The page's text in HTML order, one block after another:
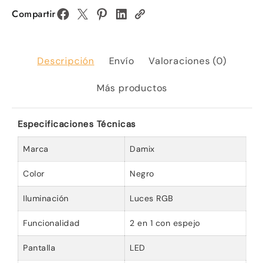
Compartir
Descripción Envío Valoraciones (0)
Más productos
Especificaciones Técnicas
Marca Damix
Color Negro
Iluminación Luces RGB
Funcionalidad 2 en 1 con espejo
Pantalla LED